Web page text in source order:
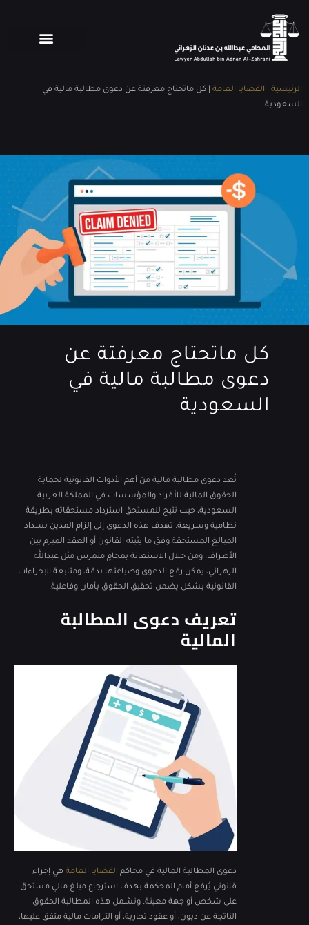
الرئيسية القضايا العامة
كل ماتحتاج معرفتة عن دعوى مطالبة مالية في
السعودية
كل ماتحتاج معرفتة عن
دعوى مطالبة مالية في
السعودية
تُعد دعوى مطالبة مالية من أهم الأدوات القانونية لحماية
الحقوق المالية للأفراد والمؤسسات في المملكة العربية
السعودية، حيث تتيح للمستحق استرداد مستحقاته بطريقة
نظامية وسريعة. تهدف هذه الدعوى إلى إلزام المدين بسداد
المبالغ المستحقة وفق ما يثبته القانون أو العقد المبرم بين
الأطراف. ومن خلال الاستعانة بمحامٍ متمرس مثل عبدالله
الزهراني، يمكن رفع الدعوى وصياغتها بدقة، ومتابعة الإجراءات
القانونية بشكل يضمن تحقيق الحقوق بأمان وفاعلية.
تعريف دعوى المطالبة
المالية
دعوى المطالبة المالية في محاكم القضايا العامة هي إجراء
قانوني يُرفع أمام المحكمة بهدف استرجاع مبلغ مالي مستحق
على شخص أو جهة معينة. وتشمل هذه المطالبة الحقوق
الناتجة عن ديون، أو عقود تجارية، أو التزامات مالية متفق عليها،
Share